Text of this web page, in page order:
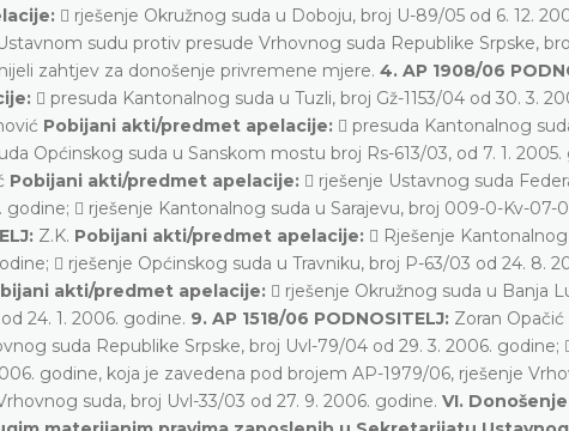
 rješenje Okružnog suda u Doboju, broj U-89/05 od 6. 12.
sudu protiv presude Vrhovnog suda Republike Srpske,
zahtjev za donošenje privremene mjere. 4. AP 1908/06
 presuda Kantonalnog suda u Tuzli, broj Gž-1153/04 od 30. 3.
Pobijani akti/predmet apelacije:  presuda Kantonalnog
Općinskog suda u Sanskom mostu broj Rs-613/03, od 7. 1. 2005.
Pobijani akti/predmet apelacije:  rješenje Ustavnog suda
godine;  rješenje Kantonalnog suda u Sarajevu, broj 009-0-Kv-
Z.K. Pobijani akti/predmet apelacije:  Rješenje
 rješenje Općinskog suda u Travniku, broj P-63/03 od 24. 8.
akti/predmet apelacije:  rješenje Okružnog suda u Banja
24. 1. 2006. godine. 9. AP 1518/06 PODNOSITELJ: Zoran Opačić
suda Republike Srpske, broj Uvl-79/04 od 29. 3. 2006. godine;
godine, koja je zavedena pod brojem AP-1979/06, rješenje
suda, broj Uvl-33/03 od 27. 9. 2006. godine. VI.